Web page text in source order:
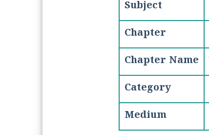
Subject
Chapter
Chapter Name
Category
Medium